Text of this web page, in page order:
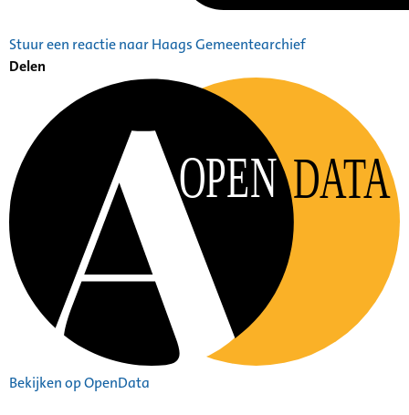
Stuur een reactie naar Haags Gemeentearchief
Delen
OPEN DATA
Bekijken op OpenData